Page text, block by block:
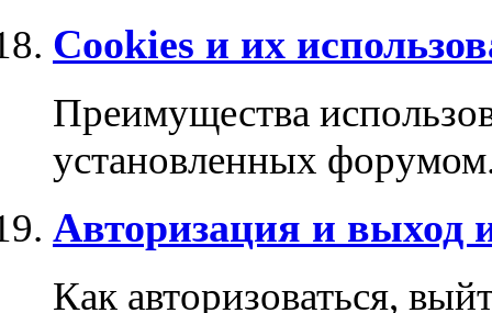
Cookies и их
Преимущества
установленных
Авторизация и выход
Как авторизоваться,